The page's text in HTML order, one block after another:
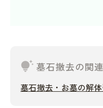
tips_and_updates墓石撤去の関
墓石撤去・お墓の解